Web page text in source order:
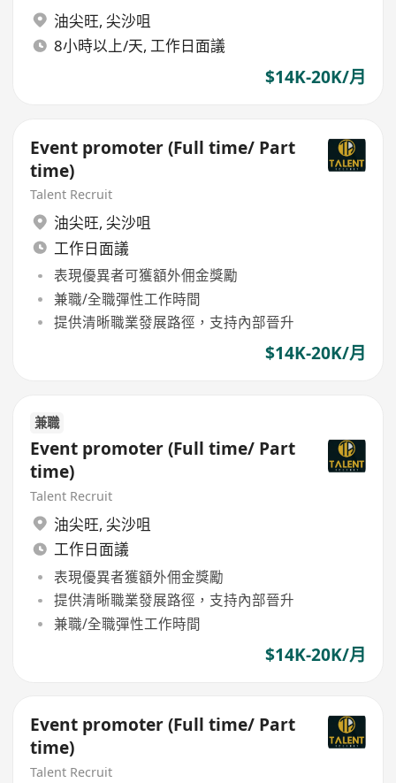
油尖旺, 尖沙咀
8小時以上/天, 工作日面議
$14K-20K/月
Event promoter (Full time/ Part
time)
Talent Recruit
油尖旺, 尖沙咀
工作日面議
表現優異者可獲額外佣金獎勵
兼職/全職彈性工作時間
提供清晰職業發展路徑，支持內部晉升
$14K-20K/月
兼職
Event promoter (Full time/ Part
time)
Talent Recruit
油尖旺, 尖沙咀
工作日面議
表現優異者獲額外佣金獎勵
提供清晰職業發展路徑，支持內部晉升
兼職/全職彈性工作時間
$14K-20K/月
Event promoter (Full time/ Part
time)
Talent Recruit